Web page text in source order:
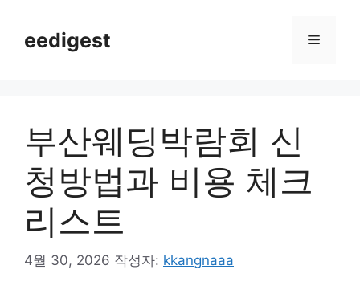
eedigest 메
부산웨딩박람회 신
청방법과 비용 체크
리스트
4월 30, 2026 작성자: kkangnaaa